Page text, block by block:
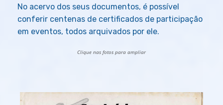
No acervo dos seus documentos, é possível
conferir centenas de certificados de participação
em eventos, todos arquivados por ele.